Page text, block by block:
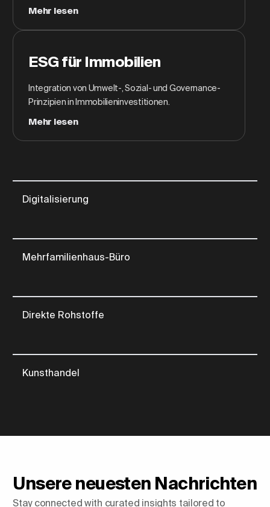
Digitalisierung
Mehrfamilienhaus-Büro
Direkte Rohstoffe
Kunsthandel
Mehr lesen
ESG für Immobilien
Integration von Umwelt-, Sozial- und Governance-
Prinzipien in Immobilieninvestitionen.
Mehr lesen
Unsere neuesten Nachrichten
Stay connected with curated insights tailored to